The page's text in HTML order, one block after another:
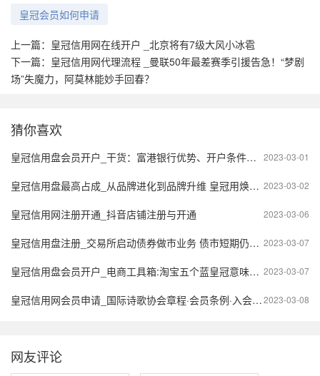
皇冠会员如何申请
上一篇： 皇冠信用网在线开户 _北京将有7级大风小冰雹
下一篇： 皇冠信用网代理流程 _曼联50年最差赛季引援告急！“梦剧
场”失魔力，阿莫林能妙手回春？
猜你喜欢
2023-03-01
皇冠信用盘会员开户_干货：富港银行优势、开户条件及常见问答
2023-03-02
皇冠信用盘最高占成_从品牌进化到品牌升维 皇冠用焕新演绎不朽传奇
2023-03-06
皇冠信用网注册开通_抖音店铺注册与开通
2023-03-07
皇冠信用盘注册_交易所启动债券做市业务 债市短期仍将震荡
2023-03-07
皇冠信用盘会员开户_电商工具箱:淘宝五个蓝皇冠意味什么？店铺有什么优势
2023-03-08
皇冠信用网会员申请_国际诗歌协会章程·会员条例·入会申请
网友评论